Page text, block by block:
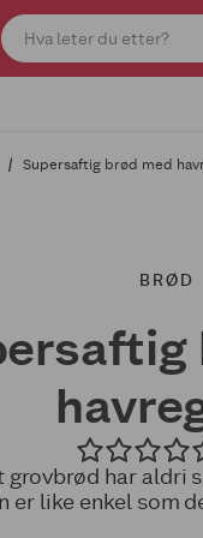
Supersaftig brød med
BRØD
grovbrød har aldri
er like enkel som